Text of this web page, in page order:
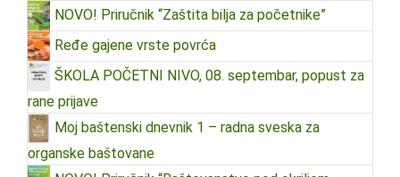
NOVO! Priručnik “Zaštita bilja za početnike”
Ređe gajene vrste povrća
ŠKOLA POČETNI NIVO, 08. septembar, popust za
rane prijave
Moj baštenski dnevnik 1 – radna sveska za
organske baštovane